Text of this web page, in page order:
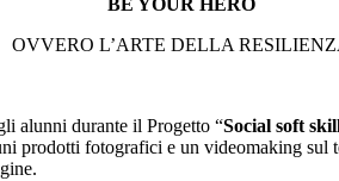
BE YOUR HERO
OVVERO L’ARTE DELLA
alunni durante il Progetto “Social soft
prodotti fotografici e un videomaking sul